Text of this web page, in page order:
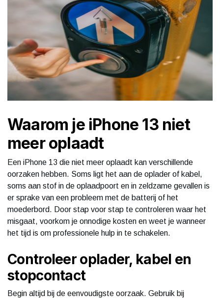
Waarom je iPhone 13 niet
meer oplaadt
Een iPhone 13 die niet meer oplaadt kan verschillende
oorzaken hebben. Soms ligt het aan de oplader of kabel,
soms aan stof in de oplaadpoort en in zeldzame gevallen is
er sprake van een probleem met de batterij of het
moederbord. Door stap voor stap te controleren waar het
misgaat, voorkom je onnodige kosten en weet je wanneer
het tijd is om professionele hulp in te schakelen.
Controleer oplader, kabel en
stopcontact
Begin altijd bij de eenvoudigste oorzaak. Gebruik bij